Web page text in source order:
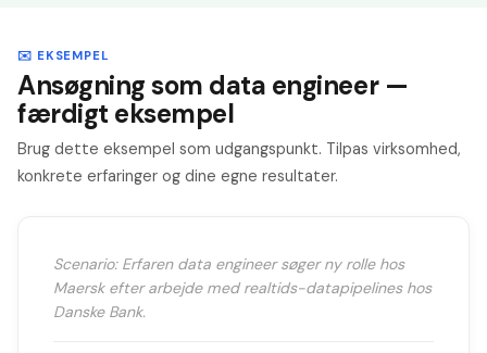
✉️ EKSEMPEL
Ansøgning som data engineer —
færdigt eksempel
Brug dette eksempel som udgangspunkt. Tilpas virksomhed,
konkrete erfaringer og dine egne resultater.
Scenario: Erfaren data engineer søger ny rolle hos
Maersk efter arbejde med realtids-datapipelines hos
Danske Bank.